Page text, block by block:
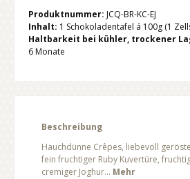
Produktnummer: JCQ-BR-KC-EJ
Inhalt: 1 Schokoladentafel á 100g (1
Haltbarkeit bei kühler, trockener
6 Monate
Beschreibung
Hauchdünne Crêpes, liebevoll
fein fruchtiger Ruby Kuvertüre,
cremiger Joghur… Mehr